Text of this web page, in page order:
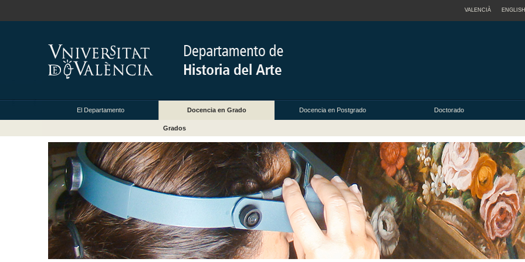
VALENCIÀ ENGLISH
El Departamento Docencia en Grado Docencia en Postgrado Doctorado
Grados